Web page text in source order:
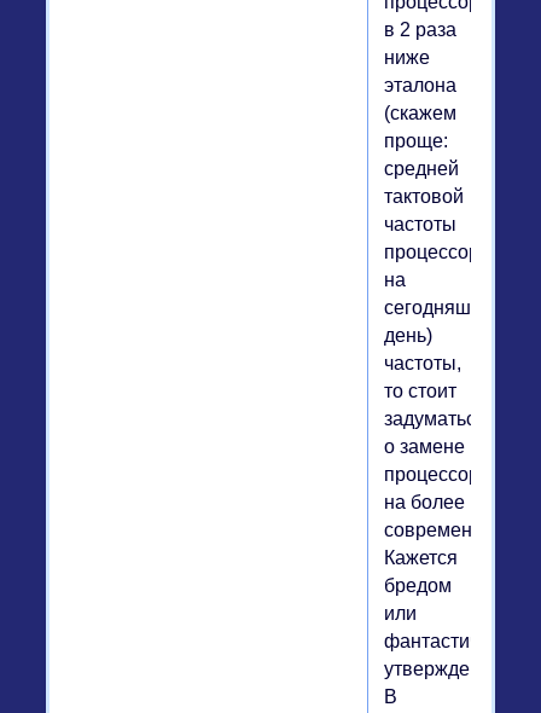
в 2 раза
ниже
эталона
(скажем
проще:
средней
тактовой
частоты
процессоров
на
сегодняшний
день)
частоты,
то стоит
задуматься
о замене
процессора
на более
современный..
Кажется
бредом
или
фантастическим
утверждением?
В